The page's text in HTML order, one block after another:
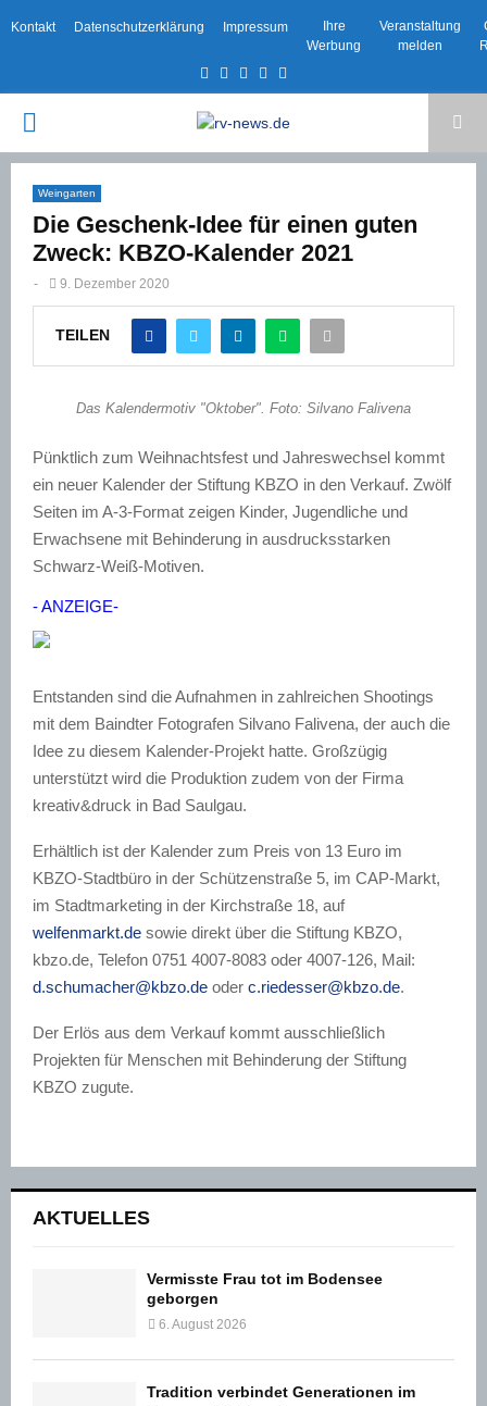
Kontakt Datenschutzerklärung Impressum
Ihre
Werbung
Veranstaltung
melden
Facebook
TwitterInstagram
Email
PRIMARY
MENU
Weingarten
Die Geschenk-Idee für einen guten
Zweck: KBZO-Kalender 2021
- 9. Dezember 2020
TEILEN
Das Kalendermotiv "Oktober". Foto: Silvano Falivena
Pünktlich zum Weihnachtsfest und Jahreswechsel kommt
ein neuer Kalender der Stiftung KBZO in den Verkauf. Zwölf
Seiten im A-3-Format zeigen Kinder, Jugendliche und
Erwachsene mit Behinderung in ausdrucksstarken
Schwarz-Weiß-Motiven.
- ANZEIGE-
Entstanden sind die Aufnahmen in zahlreichen Shootings
mit dem Baindter Fotografen Silvano Falivena, der auch die
Idee zu diesem Kalender-Projekt hatte. Großzügig
unterstützt wird die Produktion zudem von der Firma
kreativ&druck in Bad Saulgau.
Erhältlich ist der Kalender zum Preis von 13 Euro im
KBZO-Stadtbüro in der Schützenstraße 5, im CAP-Markt,
im Stadtmarketing in der Kirchstraße 18, auf
welfenmarkt.de sowie direkt über die Stiftung KBZO,
kbzo.de, Telefon 0751 4007-8083 oder 4007-126, Mail:
d.schumacher@kbzo.de oder c.riedesser@kbzo.de.
Der Erlös aus dem Verkauf kommt ausschließlich
Projekten für Menschen mit Behinderung der Stiftung
KBZO zugute.
AKTUELLES
Vermisste Frau tot im Bodensee
geborgen
6. August 2026
Tradition verbindet Generationen im